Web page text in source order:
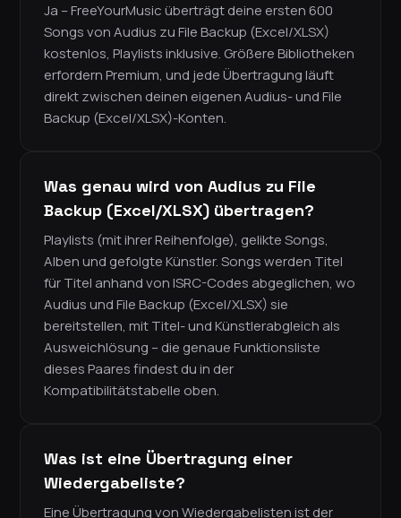
Ja – FreeYourMusic überträgt deine ersten 600
Songs von Audius zu File Backup (Excel/XLSX)
kostenlos, Playlists inklusive. Größere Bibliotheken
erfordern Premium, und jede Übertragung läuft
direkt zwischen deinen eigenen Audius- und File
Backup (Excel/XLSX)-Konten.
Was genau wird von Audius zu File
Backup (Excel/XLSX) übertragen?
Playlists (mit ihrer Reihenfolge), gelikte Songs,
Alben und gefolgte Künstler. Songs werden Titel
für Titel anhand von ISRC-Codes abgeglichen, wo
Audius und File Backup (Excel/XLSX) sie
bereitstellen, mit Titel- und Künstlerabgleich als
Ausweichlösung – die genaue Funktionsliste
dieses Paares findest du in der
Kompatibilitätstabelle oben.
Was ist eine Übertragung einer
Wiedergabeliste?
Eine Übertragung von Wiedergabelisten ist der